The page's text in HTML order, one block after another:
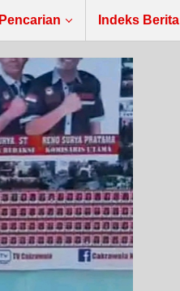
Pencarian Indeks Berita